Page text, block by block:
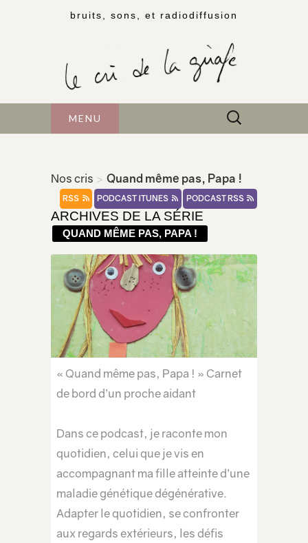
bruits, sons, et radiodiffusion
MENU Rechercher :
Nos cris > Quand même pas, Papa !
PODCAST RSS
PODCAST ITUNES
RSS
ARCHIVES DE LA SÉRIE
QUAND MÊME PAS, PAPA !
« Quand même pas, Papa ! » Carnet
de bord d’un proche aidant
Dans ce podcast, je raconte mon
quotidien, celui que je vis en
accompagnant ma fille atteinte d’une
maladie génétique dégénérative.
Adapter le quotidien, se confronter
aux regards extérieurs, les défis